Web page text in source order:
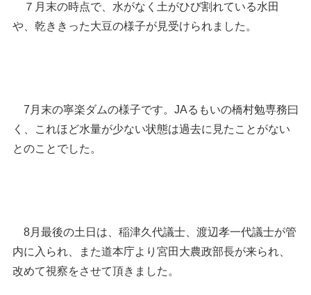
７月末の時点で、水がなく土がひび割れている水田
や、乾ききった大豆の様子が見受けられました。
7月末の寧楽ダムの様子です。JAるもいの橋村勉専務曰
く、これほど水量が少ない状態は過去に見たことがない
とのことでした。
8月最後の土日は、稲津久代議士、渡辺孝一代議士が管
内に入られ、また道本庁より宮田大農政部長が来られ、
改めて視察をさせて頂きました。